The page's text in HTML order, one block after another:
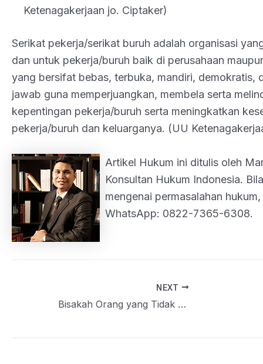
Ketenagakerjaan jo. Ciptaker)
Serikat pekerja/serikat buruh adalah organisasi
dan untuk pekerja/buruh baik di perusahaan
yang bersifat bebas, terbuka, mandiri, demokratis,
jawab guna memperjuangkan, membela serta
kepentingan pekerja/buruh serta meningkatkan
pekerja/buruh dan keluarganya. (UU
Artikel Hukum ini ditulis oleh
Konsultan Hukum Indonesia.
mengenai permasalahan
WhatsApp: 0822-7365-6308.
navigation
NEXT
Bisakah Orang yang Tidak Mampu Membayar Utang Dipidana?